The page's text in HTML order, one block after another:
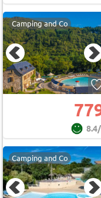
Camping and Co
Camping and Co